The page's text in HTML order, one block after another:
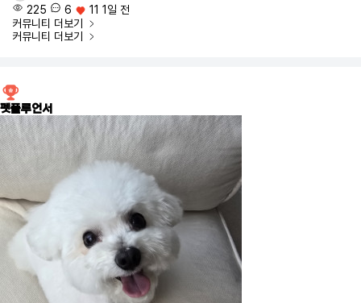
225
6 11 1일 전
커뮤니티 더보기
커뮤니티 더보기
펫플루언서